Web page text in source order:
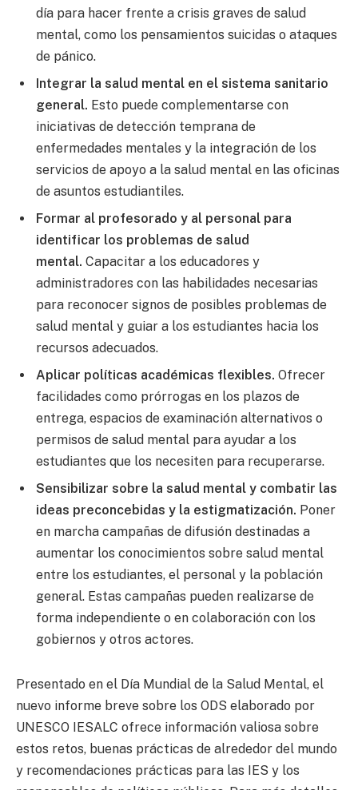
día para hacer frente a crisis graves de salud
mental, como los pensamientos suicidas o ataques
de pánico.
Integrar la salud mental en el sistema sanitario
general. Esto puede complementarse con
iniciativas de detección temprana de
enfermedades mentales y la integración de los
servicios de apoyo a la salud mental en las oficinas
de asuntos estudiantiles.
Formar al profesorado y al personal para
identificar los problemas de salud
mental. Capacitar a los educadores y
administradores con las habilidades necesarias
para reconocer signos de posibles problemas de
salud mental y guiar a los estudiantes hacia los
recursos adecuados.
Aplicar políticas académicas flexibles. Ofrecer
facilidades como prórrogas en los plazos de
entrega, espacios de examinación alternativos o
permisos de salud mental para ayudar a los
estudiantes que los necesiten para recuperarse.
Sensibilizar sobre la salud mental y combatir las
ideas preconcebidas y la estigmatización. Poner
en marcha campañas de difusión destinadas a
aumentar los conocimientos sobre salud mental
entre los estudiantes, el personal y la población
general. Estas campañas pueden realizarse de
forma independiente o en colaboración con los
gobiernos y otros actores.
Presentado en el Día Mundial de la Salud Mental, el
nuevo informe breve sobre los ODS elaborado por
UNESCO IESALC ofrece información valiosa sobre
estos retos, buenas prácticas de alrededor del mundo
y recomendaciones prácticas para las IES y los